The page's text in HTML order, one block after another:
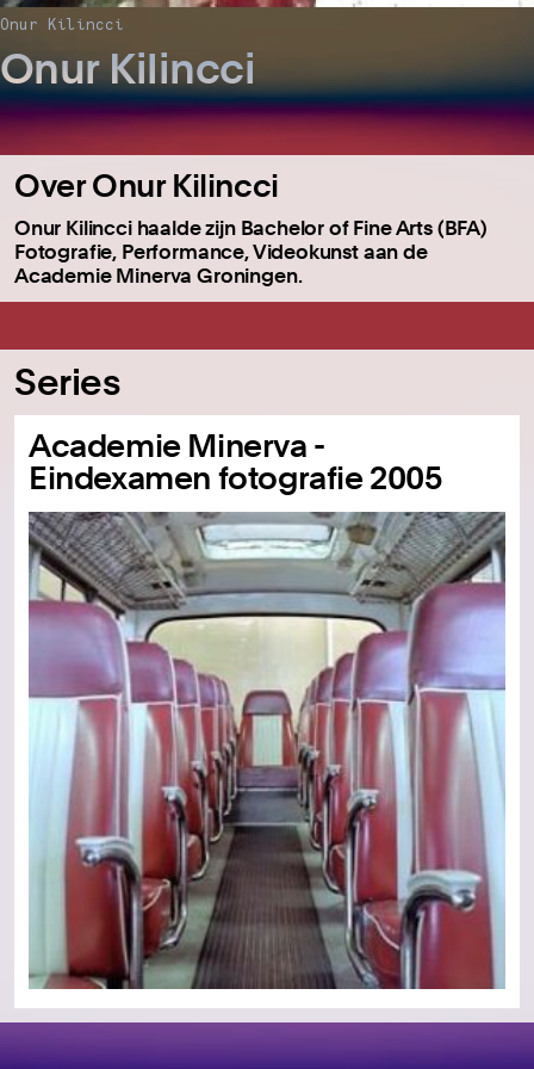
Onur Kilincci
Onur Kilincci
Over Onur Kilincci
Onur Kilincci haalde zijn Bachelor of Fine Arts (BFA)
Fotografie, Performance, Videokunst aan de
Academie Minerva Groningen.
Series
Academie Minerva -
Eindexamen fotografie 2005